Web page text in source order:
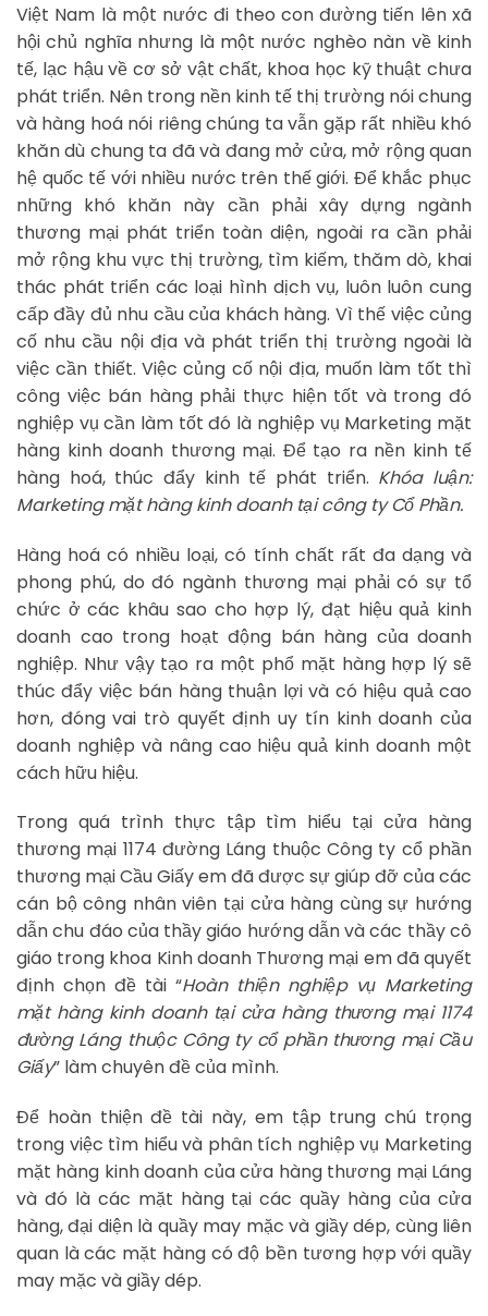
Việt Nam là một nước đi theo con đường tiến lên xã
hội chủ nghĩa nhưng là một nước nghèo nàn về kinh
tế, lạc hậu về cơ sở vật chất, khoa học kỹ thuật chưa
phát triển. Nên trong nền kinh tế thị trường nói chung
và hàng hoá nói riêng chúng ta vẫn gặp rất nhiều khó
khăn dù chung ta đã và đang mở cửa, mở rộng quan
hệ quốc tế với nhiều nước trên thế giới. Để khắc phục
những khó khăn này cần phải xây dựng ngành
thương mại phát triển toàn diện, ngoài ra cần phải
mở rộng khu vực thị trường, tìm kiếm, thăm dò, khai
thác phát triển các loại hình dịch vụ, luôn luôn cung
cấp đầy đủ nhu cầu của khách hàng. Vì thế việc củng
cố nhu cầu nội địa và phát triển thị trường ngoài là
việc cần thiết. Việc củng cố nội địa, muốn làm tốt thì
công việc bán hàng phải thực hiện tốt và trong đó
nghiệp vụ cần làm tốt đó là nghiệp vụ Marketing mặt
hàng kinh doanh thương mại. Để tạo ra nền kinh tế
hàng hoá, thúc đẩy kinh tế phát triển. Khóa luận:
Marketing mặt hàng kinh doanh tại công ty Cổ Phần.
Hàng hoá có nhiều loại, có tính chất rất đa dạng và
phong phú, do đó ngành thương mại phải có sự tổ
chức ở các khâu sao cho hợp lý, đạt hiệu quả kinh
doanh cao trong hoạt động bán hàng của doanh
nghiệp. Như vậy tạo ra một phổ mặt hàng hợp lý sẽ
thúc đẩy việc bán hàng thuận lợi và có hiệu quả cao
hơn, đóng vai trò quyết định uy tín kinh doanh của
doanh nghiệp và nâng cao hiệu quả kinh doanh một
cách hữu hiệu.
Trong quá trình thực tập tìm hiểu tại cửa hàng
thương mại 1174 đường Láng thuộc Công ty cổ phần
thương mại Cầu Giấy em đã được sự giúp đỡ của các
cán bộ công nhân viên tại cửa hàng cùng sự hướng
dẫn chu đáo của thầy giáo hướng dẫn và các thầy cô
giáo trong khoa Kinh doanh Thương mại em đã quyết
định chọn đề tài “Hoàn thiện nghiệp vụ Marketing
mặt hàng kinh doanh tại cửa hàng thương mại 1174
đường Láng thuộc Công ty cổ phần thương mại Cầu
Giấy” làm chuyên đề của mình.
Để hoàn thiện đề tài này, em tập trung chú trọng
trong việc tìm hiểu và phân tích nghiệp vụ Marketing
mặt hàng kinh doanh của cửa hàng thương mại Láng
và đó là các mặt hàng tại các quầy hàng của cửa
hàng, đại diện là quầy may mặc và giầy dép, cùng liên
quan là các mặt hàng có độ bền tương hợp với quầy
may mặc và giầy dép.